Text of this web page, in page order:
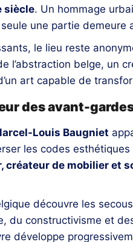
siècle. Un hommage
une partie demeure
le lieu reste
l’abstraction belge, un
art capable de
des avant-
Louis Baugniet
les codes
créateur de mobilier et
découvre les
du constructivisme et
développe